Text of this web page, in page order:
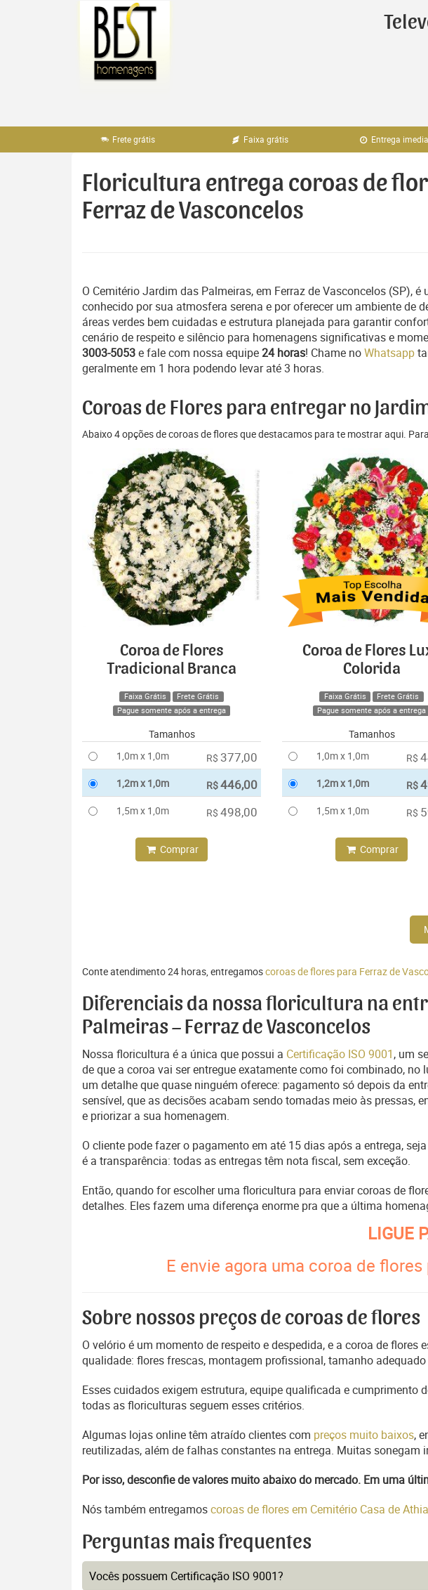
Frete grátis Faixa grátis Entrega
Floricultura entrega coroas de
Ferraz de Vasconcelos
O Cemitério Jardim das Palmeiras, em Ferraz de Vasconcelos (SP),
conhecido por sua atmosfera serena e por oferecer um ambiente de
áreas verdes bem cuidadas e estrutura planejada para garantir
cenário de respeito e silêncio para homenagens significativas e
3003-5053e fale com nossa equipe24 horas! Chame noWhatsapp
geralmente em 1 hora podendo levar até 3 horas.
Coroas de Flores para entregar no
Abaixo 4 opções de coroas de flores que destacamos para te mostrar aqui.
Coroa de Flores
Tradicional Branca
Faixa Grátis
Frete Grátis
Pague somente após a entrega
Tamanhos
1,0m x 1,0m
R$ 377,00
1,2m x 1,0m R$446,00
1,5m x 1,0m R$ 498,00
Comprar
Coroa de Flores
Colorida
Faixa Grátis
Frete Grátis
Pague somente após a entrega
Tamanhos
1,0m x 1,0m
R$
1,2m x 1,0m R$
1,5m x 1,0m R$
Comprar
Conte atendimento 24 horas, entregamoscoroas de flores para Ferraz de
Diferenciais da nossa floricultura na
Palmeiras – Ferraz de Vasconcelos
Nossa floricultura é a única que possui a Certificação ISO 9001, um
de que a coroa vai ser entregue exatamente como foi combinado,
um detalhe que quase ninguém oferece: pagamento só depois da
sensível, que as decisões acabam sendo tomadas meio às pressas,
e priorizar a sua homenagem.
O cliente pode fazer o pagamento em até 15 dias após a entrega,
é a transparência: todas as entregas têm nota fiscal, sem exceção.
Então, quando for escolher uma floricultura para enviar coroas de
detalhes. Eles fazem uma diferença enorme pra que a última
LIGUE
E envie agora uma coroa de
Sobre nossos preços de coroas de flores
O velório é um momento de respeito e despedida, e a coroa de
qualidade: flores frescas, montagem profissional, tamanho
Esses cuidados exigem estrutura, equipe qualificada e
todas as floriculturas seguem esses critérios.
Algumas lojas online têm atraído clientes com preços muito baixos,
reutilizadas, além de falhas constantes na entrega. Muitas
Por isso, desconfie de valores muito abaixo do mercado. Em uma
Nós também entregamoscoroas de flores em Cemitério Casa de
Perguntas mais frequentes
Vocês possuem Certificação ISO 9001?